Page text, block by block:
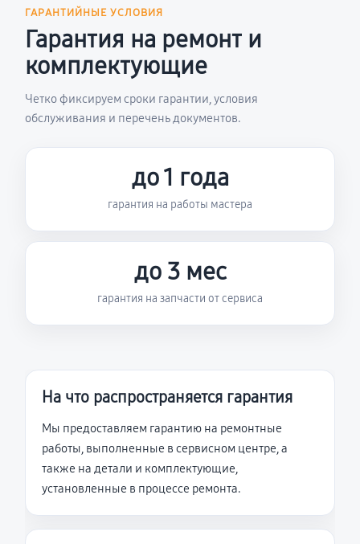
ГАРАНТИЙНЫЕ УСЛОВИЯ
Гарантия на ремонт и
комплектующие
Четко фиксируем сроки гарантии, условия
обслуживания и перечень документов.
до 1 года
гарантия на работы мастера
до 3 мес
гарантия на запчасти от сервиса
На что распространяется гарантия
Мы предоставляем гарантию на ремонтные
работы, выполненные в сервисном центре, а
также на детали и комплектующие,
установленные в процессе ремонта.